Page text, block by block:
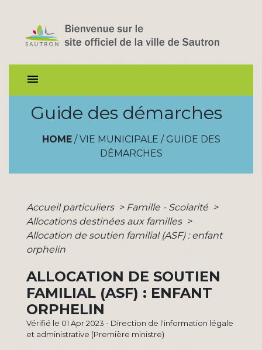
menu
Guide des démarches
HOME/ VIE MUNICIPALE / GUIDE DES
DÉMARCHES
Accueil particuliers > Famille - Scolarité >
Allocations destinées aux familles >
Allocation de soutien familial (ASF) : enfant
orphelin
ALLOCATION DE SOUTIEN
FAMILIAL (ASF) : ENFANT
ORPHELIN
Vérifié le 01 Apr 2023 - Direction de l'information légale
et administrative (Première ministre)